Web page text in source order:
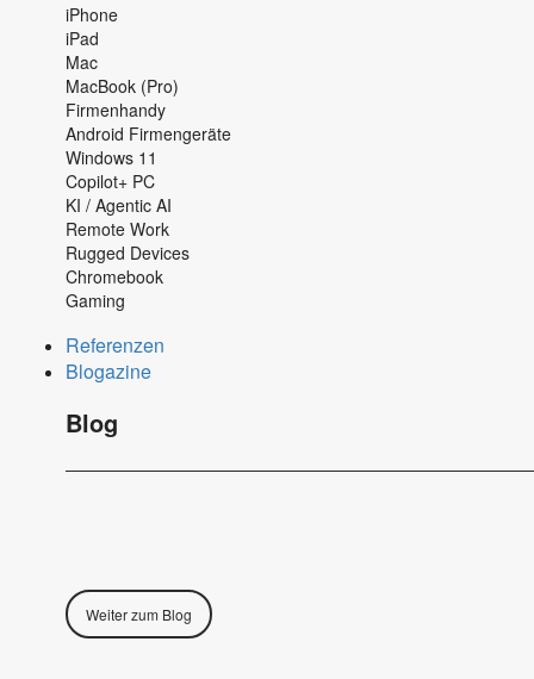
iPhone
iPad
Mac
MacBook (Pro)
Firmenhandy
Android Firmengeräte
Windows 11
Copilot+ PC
KI / Agentic AI
Remote Work
Rugged Devices
Chromebook
Gaming
Referenzen
Blogazine
Blog
Weiter zum Blog